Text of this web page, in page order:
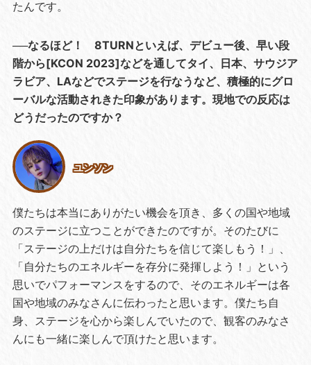
たんです。
──なるほど！ 8TURNといえば、デビュー後、早い段
階から[KCON 2023]などを通してタイ、日本、サウジア
ラビア、LAなどでステージを行なうなど、積極的にグロ
ーバルな活動されきた印象があります。現地での反応は
どうだったのですか？
ユンソン
僕たちは本当にありがたい機会を頂き、多くの国や地域
のステージに立つことができたのですが。そのたびに
「ステージの上だけは自分たちを信じて楽しもう！」、
「自分たちのエネルギーを存分に発揮しよう！」という
思いでパフォーマンスをするので、そのエネルギーは各
国や地域のみなさんに伝わったと思います。僕たち自
身、ステージを心から楽しんでいたので、観客のみなさ
んにも一緒に楽しんで頂けたと思います。